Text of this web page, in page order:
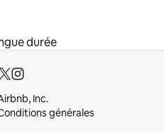
durée
Inc.
générales